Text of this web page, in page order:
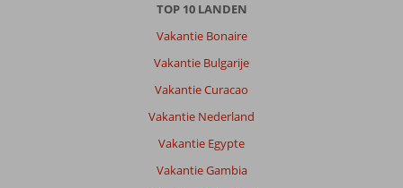
TOP 10 LANDEN
Vakantie Bonaire
Vakantie Bulgarije
Vakantie Curacao
Vakantie Nederland
Vakantie Egypte
Vakantie Gambia